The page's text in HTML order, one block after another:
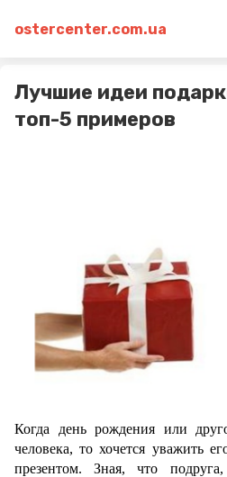
ostercenter.com.ua
Лучшие идеи
топ-5 примеров
Когда день рождения или
человека, то хочется уважить
презентом. Зная, что